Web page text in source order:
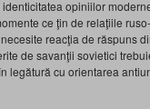
opiniilor
ce ţin de relaţiile
reacţia de răspuns
de savanţii sovietici
legătură cu orientarea